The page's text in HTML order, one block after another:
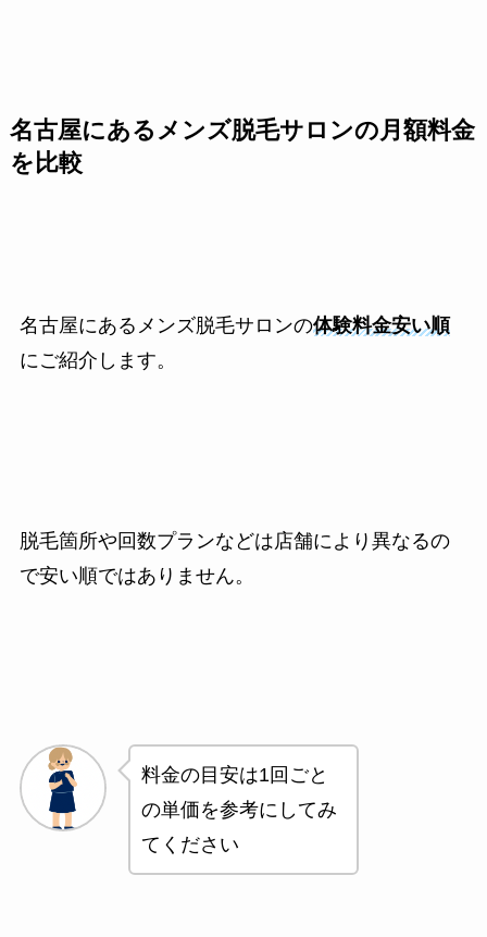
名古屋にあるメンズ脱毛サロンの月額料金
を比較
名古屋にあるメンズ脱毛サロンの体験料金安い順
にご紹介します。
脱毛箇所や回数プランなどは店舗により異なるの
で安い順ではありません。
料金の目安は1回ごと
の単価を参考にしてみ
てください